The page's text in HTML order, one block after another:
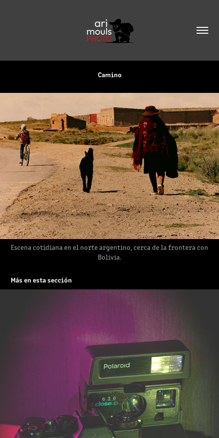
Camino
Escena cotidiana en el norte argentino, cerca de la frontera con
Bolivia.
Más en esta sección
OLDIES